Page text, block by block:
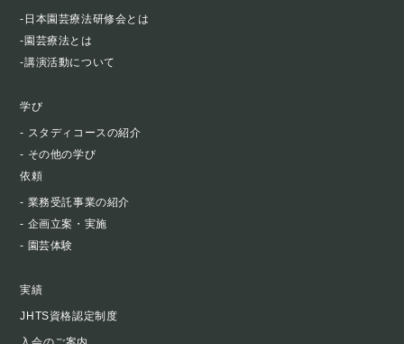
-日本園芸療法研修会とは
-園芸療法とは
-講演活動について
学び
- スタディコースの紹介
- その他の学び
依頼
- 業務受託事業の紹介
- 企画立案・実施
- 園芸体験
実績
JHTS資格認定制度